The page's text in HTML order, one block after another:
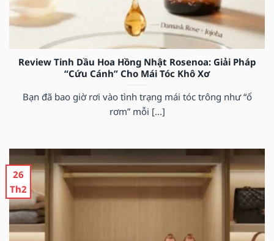
Review Tinh Dầu Hoa Hồng Nhật Rosenoa: Giải Pháp
“Cứu Cánh” Cho Mái Tóc Khô Xơ
Bạn đã bao giờ rơi vào tình trạng mái tóc trông như “ổ
rơm” mỗi [...]
26
Th2